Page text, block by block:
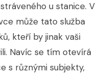
u stanice. V
může tato služba
kteří by jinak vaši
Navíc se tím otevírá
s různými subjekty,